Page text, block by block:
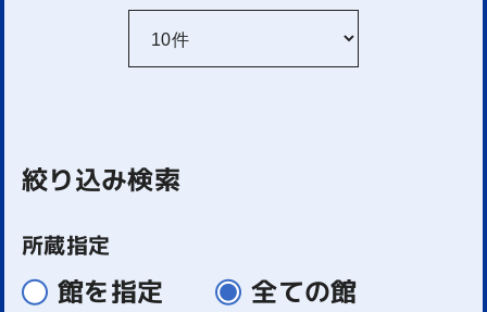
絞り込み検索
所蔵指定
館を指定 全ての館